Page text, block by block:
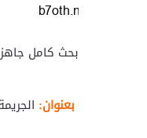
بحث كامل
بعنوان: